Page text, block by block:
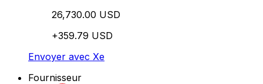
26,730.00 USD
+359.79 USD
Envoyer avec Xe
Fournisseur